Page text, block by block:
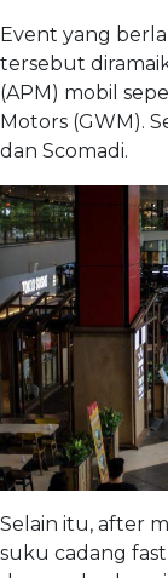
Event yang
tersebut
(APM) mobil
Motors (GWM).
dan Scomadi.
Selain itu, after
suku cadang